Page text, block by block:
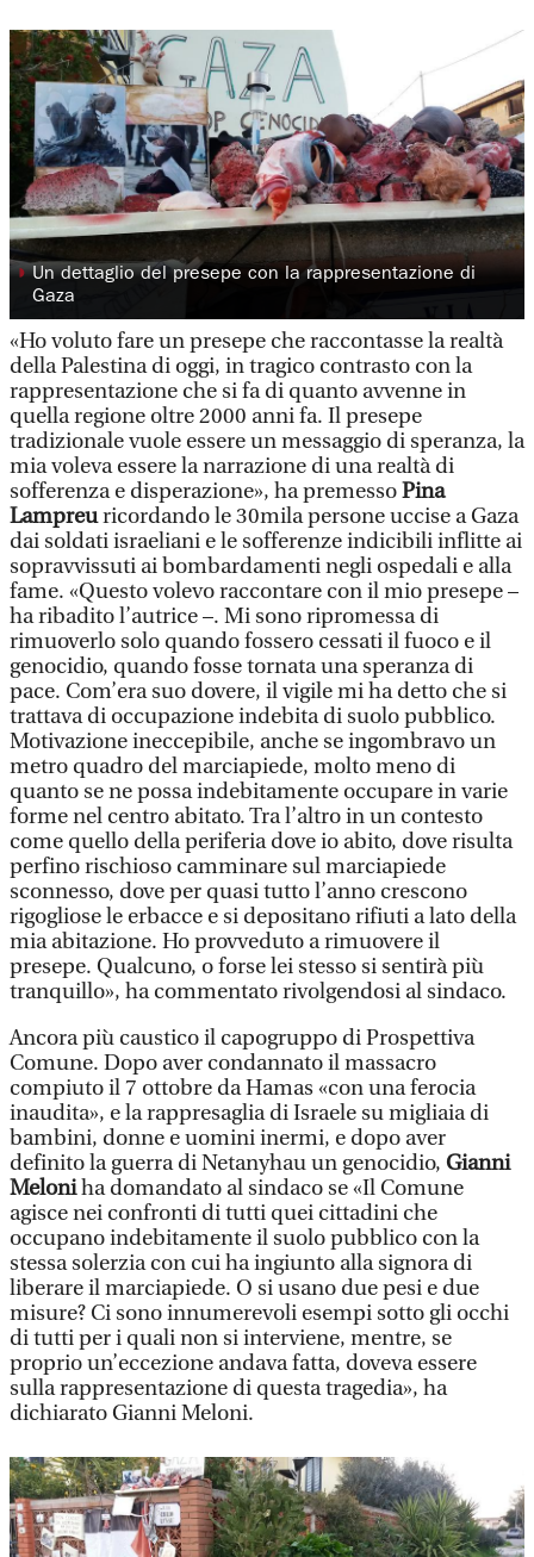
◗Un dettaglio del presepe con la rappresentazione di
Gaza
«Ho voluto fare un presepe che raccontasse la realtà
della Palestina di oggi, in tragico contrasto con la
rappresentazione che si fa di quanto avvenne in
quella regione oltre 2000 anni fa. Il presepe
tradizionale vuole essere un messaggio di speranza, la
mia voleva essere la narrazione di una realtà di
sofferenza e disperazione», ha premessoPina
Lampreuricordando le 30mila persone uccise a Gaza
dai soldati israeliani e le sofferenze indicibili inflitte ai
sopravvissuti ai bombardamenti negli ospedali e alla
fame. «Questo volevo raccontare con il mio presepe –
ha ribadito l’autrice –. Mi sono ripromessa di
rimuoverlo solo quando fossero cessati il fuoco e il
genocidio, quando fosse tornata una speranza di
pace. Com’era suo dovere, il vigile mi ha detto che si
trattava di occupazione indebita di suolo pubblico.
Motivazione ineccepibile, anche se ingombravo un
metro quadro del marciapiede, molto meno di
quanto se ne possa indebitamente occupare in varie
forme nel centro abitato. Tra l’altro in un contesto
come quello della periferia dove io abito, dove risulta
perfino rischioso camminare sul marciapiede
sconnesso, dove per quasi tutto l’anno crescono
rigogliose le erbacce e si depositano rifiuti a lato della
mia abitazione. Ho provveduto a rimuovere il
presepe. Qualcuno, o forse lei stesso si sentirà più
tranquillo», ha commentato rivolgendosi al sindaco.
Ancora più caustico il capogruppo di Prospettiva
Comune. Dopo aver condannato il massacro
compiuto il 7 ottobre da Hamas «con una ferocia
inaudita», e la rappresaglia di Israele su migliaia di
bambini, donne e uomini inermi, e dopo aver
definito la guerra di Netanyhau un genocidio, Gianni
Meloniha domandato al sindaco se «Il Comune
agisce nei confronti di tutti quei cittadini che
occupano indebitamente il suolo pubblico con la
stessa solerzia con cui ha ingiunto alla signora di
liberare il marciapiede. O si usano due pesi e due
misure? Ci sono innumerevoli esempi sotto gli occhi
di tutti per i quali non si interviene, mentre, se
proprio un’eccezione andava fatta, doveva essere
sulla rappresentazione di questa tragedia», ha
dichiarato Gianni Meloni.